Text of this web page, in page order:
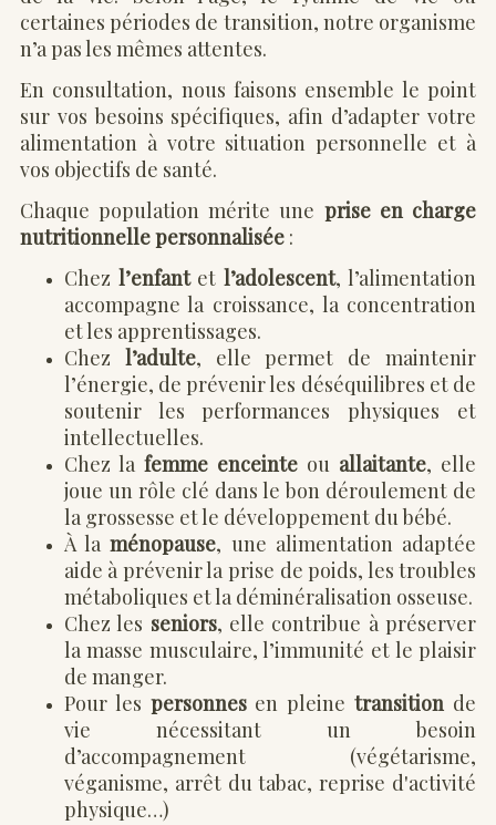
certaines périodes de transition, notre organisme
n’a pas les mêmes attentes.
En consultation, nous faisons ensemble le point
sur vos besoins spécifiques, afin d’adapter votre
alimentation à votre situation personnelle et à
vos objectifs de santé.
Chaque population mérite une prise en charge
nutritionnellepersonnalisée:
Chez l’enfantetl’adolescent, l’alimentation
accompagne la croissance, la concentration
et les apprentissages.
Chez l’adulte, elle permet de maintenir
l’énergie, de prévenir les déséquilibres et de
soutenir les performances physiques et
intellectuelles.
Chez la femme enceinte ou allaitante, elle
joue un rôle clé dans le bon déroulement de
la grossesse et le développement du bébé.
À laménopause, une alimentation adaptée
aide à prévenir la prise de poids, les troubles
métaboliques et la déminéralisation osseuse.
Chez les seniors, elle contribue à préserver
la masse musculaire, l’immunité et le plaisir
de manger.
Pour les personnesen pleinetransition de
vie nécessitant un besoin
d’accompagnement (végétarisme,
véganisme, arrêt du tabac, reprise d'activité
physique…)